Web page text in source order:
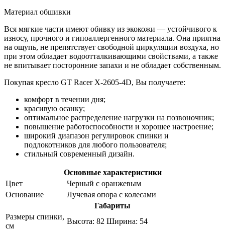
Материал обшивки
Вся мягкие части имеют обивку из экокожи — устойчивого к
износу, прочного и гипоаллергенного материала. Она приятна
на ощупь, не препятствует свободной циркуляции воздуха, но
при этом обладает водоотталкивающими свойствами, а также
не впитывает посторонние запахи и не обладает собственным.
Покупая кресло GT Racer X-2605-4D, Вы получаете:
комфорт в течении дня;
красивую осанку;
оптимальное распределение нагрузки на позвоночник;
повышение работоспособности и хорошее настроение;
широкий диапазон регулировок спинки и
подлокотников для любого пользователя;
стильный современный дизайн.
Основные характеристики
Цвет
Черный с оранжевым
Основание
Лучевая опора с колесами
Габариты
Размеры спинки,
см
Высота: 82 Ширина: 54